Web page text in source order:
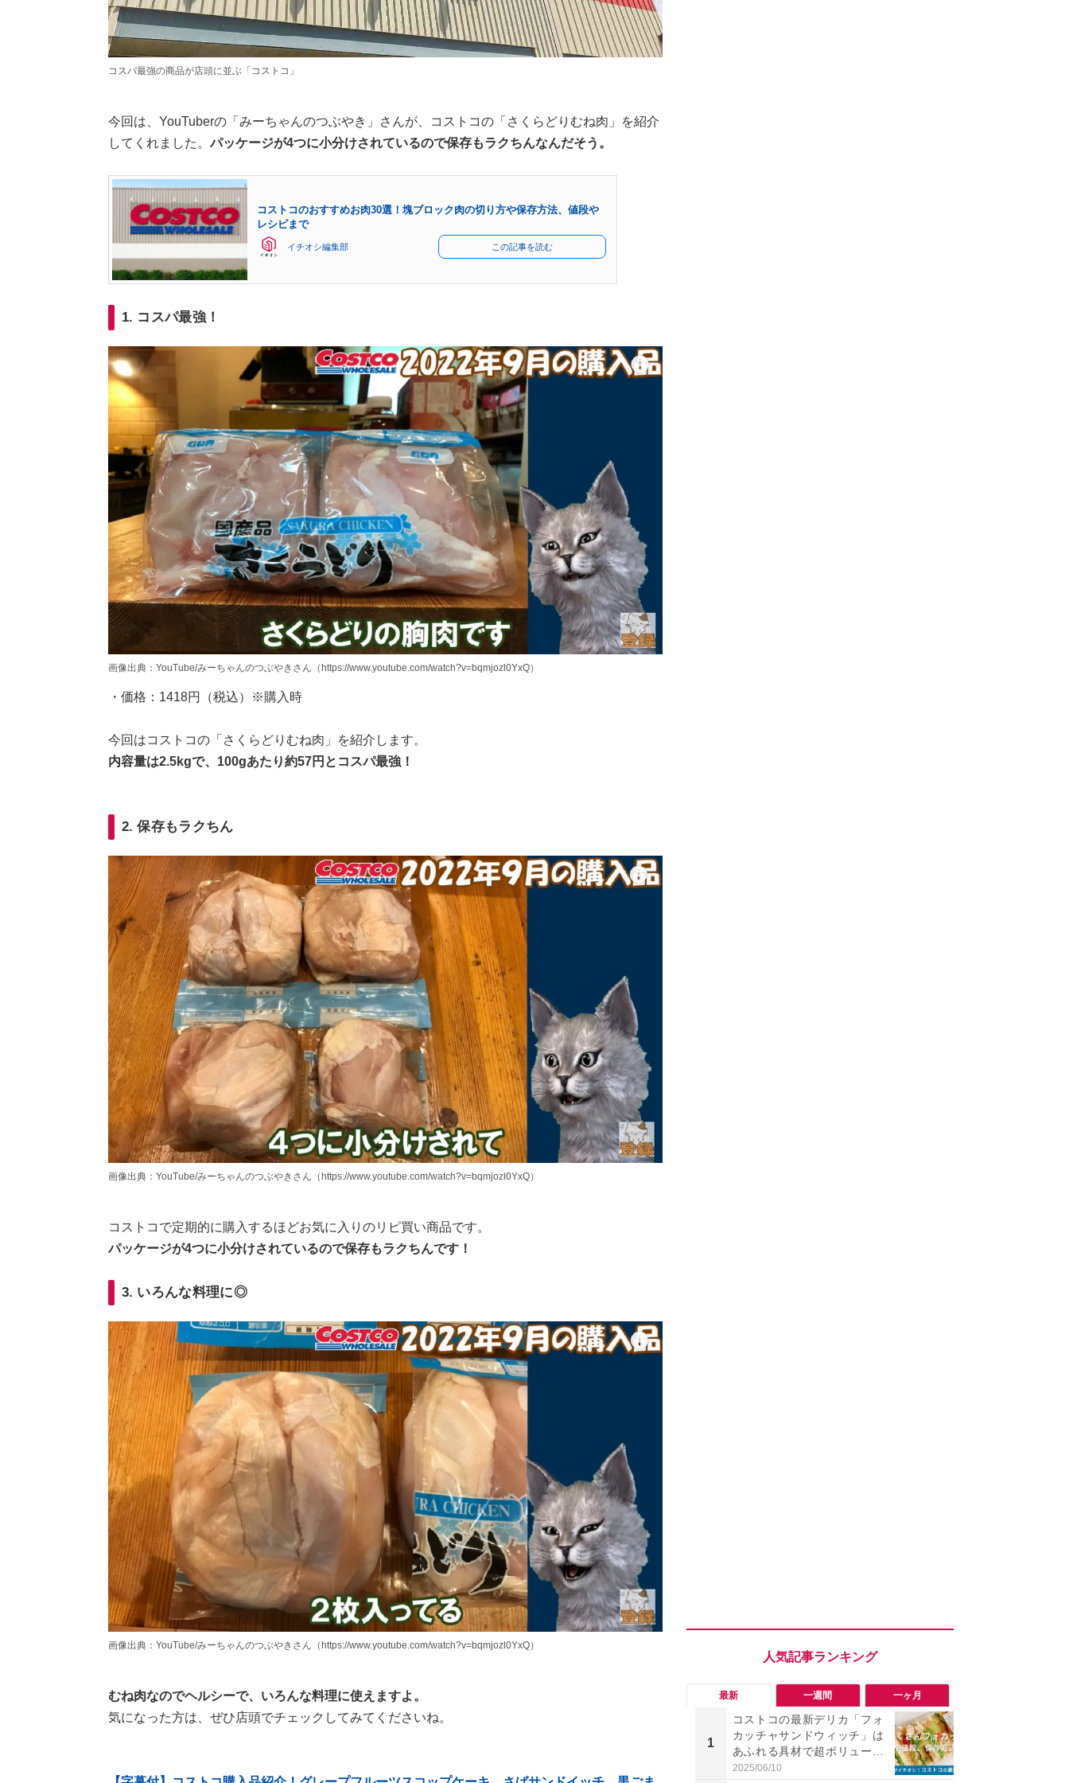
コスパ最強の商品が店頭に並ぶ「コストコ」
今回は、YouTuberの「みーちゃんのつぶやき」さんが、コストコの「さくらどりむね肉」を紹介
してくれました。パッケージが4つに小分けされているので保存もラクちんなんだそう。
コストコのおすすめお肉30選！塊ブロック肉の切り方や保存方法、値段や
レシピまで
イチオシ編集部 この記事を読む
1. コスパ最強！
画像出典：YouTube/みーちゃんのつぶやきさん（https://www.youtube.com/watch?v=bqmjozl0YxQ）
・価格：1418円（税込）※購入時
今回はコストコの「さくらどりむね肉」を紹介します。
内容量は2.5kgで、100gあたり約57円とコスパ最強！
2. 保存もラクちん
画像出典：YouTube/みーちゃんのつぶやきさん（https://www.youtube.com/watch?v=bqmjozl0YxQ）
コストコで定期的に購入するほどお気に入りのリピ買い商品です。
パッケージが4つに小分けされているので保存もラクちんです！
3. いろんな料理に◎
画像出典：YouTube/みーちゃんのつぶやきさん（https://www.youtube.com/watch?v=bqmjozl0YxQ）
むね肉なのでヘルシーで、いろんな料理に使えますよ。
気になった方は、ぜひ店頭でチェックしてみてくださいね。
最新 一週間 一ヶ月
1
コストコの最新デリカ「フォ
カッチャサンドウィッチ」は
あふれる具材で超ボリューミ
ー！値段や中身、他のフード
2025/06/10